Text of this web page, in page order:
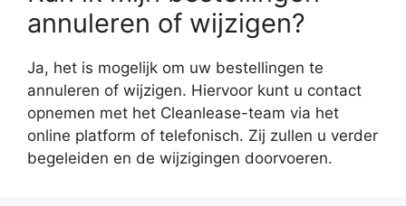
annuleren of wijzigen?
Ja, het is mogelijk om uw bestellingen te
annuleren of wijzigen. Hiervoor kunt u contact
opnemen met het Cleanlease-team via het
online platform of telefonisch. Zij zullen u verder
begeleiden en de wijzigingen doorvoeren.